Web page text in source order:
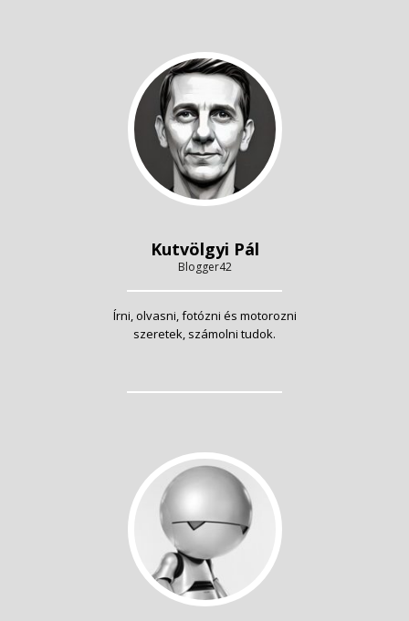
Kutvölgyi Pál
Blogger42
Írni, olvasni, fotózni és motorozni
szeretek, számolni tudok.